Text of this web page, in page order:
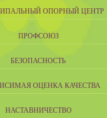
ОПОРНЫЙ ЦЕНТР
ПРОФСОЮЗ
БЕЗОПАСНОСТЬ
ОЦЕНКА КАЧЕСТВА
НАСТАВНИЧЕСТВО